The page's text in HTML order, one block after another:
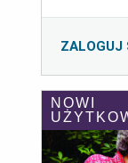
ZALOGUJ
NOWI